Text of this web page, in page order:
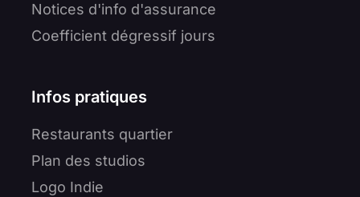
Notices d'info d'assurance
Coefficient dégressif jours
Infos pratiques
Restaurants quartier
Plan des studios
Logo Indie